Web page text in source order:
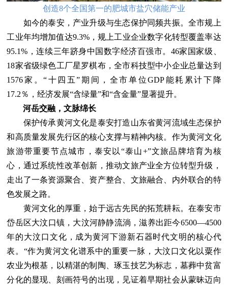
创造8个全国第一的肥城市盐穴储能产业
如今的泰安，产业升级与生态保护同频共振。全市规上
工业年均增加值达9.3%，规上工业企业数字化转型覆盖率达
95.1%，连续三年跻身中国数字经济百强市。46家国家级、
18家省级绿色工厂星罗棋布，全市科技型中小企业总量达到
1576家。“十四五”期间，全市单位GDP能耗累计下降
17.2％，经济发展“含绿量”和“含金量”显著提升。
河岳交融，文脉绵长
保护传承黄河文化是泰安打造山东省黄河流域生态保护
和高质量发展先行区的核心支撑与精神内核。作为黄河文化
旅游带重要节点城市，泰安以“泰山+”文旅品牌培育为核
心，通过系统性改革创新，推动文旅产业全方位转型升级，
走出了一条资源聚合、资产整合、文旅融合、内外联合的特
色发展之路。
黄河文化的厚重，始于远古先民的拓荒耕耘。在泰安市
岱岳区大汶口镇，大汶河静静流淌，滋养出距今6500—4500
年的大汶口文化，成为黄河下游新石器时代文明的核心代
表。“作为黄河文化谱系中的重要一脉，大汶口文化以粟作
农业为根基，以精湛的制陶、琢玉技艺为标志，墓葬中贫富
分化的显现、刻画符号的出现，见证着早期社会从蒙昧迈向